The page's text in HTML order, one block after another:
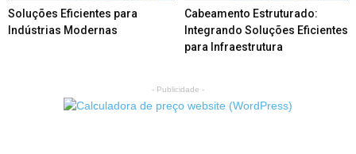
Soluções Eficientes para
Indústrias Modernas
Cabeamento Estruturado:
Integrando Soluções Eficientes
para Infraestrutura
- Publicidade -